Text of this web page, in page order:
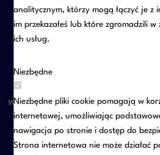
3. Umowy i
wsparcie w zakresie
przygotowywania
uniknąć
analitycznym, którzy mogą łączyć je z
im przekazałeś lub które zgromadzili
ich usług.
Niezbędne
Niezbędne pliki cookie pomagają w
internetowej, umożliwiając
nawigacja po stronie i dostęp do
Strona internetowa nie może działać